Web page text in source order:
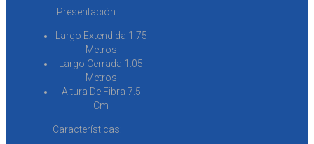
Presentación:
Largo Extendida 1.75
Metros
Largo Cerrada 1.05
Metros
Altura De Fibra 7.5
Cm
Características: